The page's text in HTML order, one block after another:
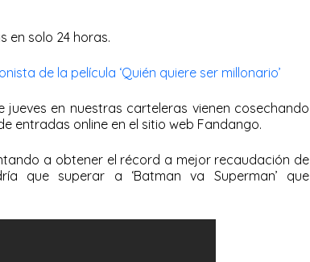
en solo 24 horas.
de la película ‘Quién quiere ser millonario’
jueves en nuestras carteleras vienen cosechando
entradas online en el sitio web Fandango.
a obtener el récord a mejor recaudación de
que superar a ‘Batman va Superman’ que